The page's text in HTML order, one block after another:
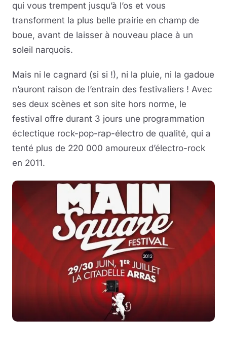
qui vous trempent jusqu’à l’os et vous
transforment la plus belle prairie en champ de
boue, avant de laisser à nouveau place à un
soleil narquois.
Mais ni le cagnard (si si !), ni la pluie, ni la gadoue
n’auront raison de l’entrain des festivaliers ! Avec
ses deux scènes et son site hors norme, le
festival offre durant 3 jours une programmation
éclectique rock-pop-rap-électro de qualité, qui a
tenté plus de 220 000 amoureux d’électro-rock
en 2011.